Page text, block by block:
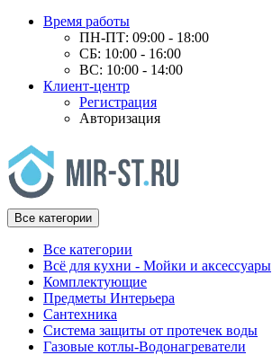
Время работы
ПН-ПТ: 09:00 - 18:00
СБ: 10:00 - 16:00
ВС: 10:00 - 14:00
Клиент-центр
Регистрация
Авторизация
Все категории
Все категории
Всё для кухни - Мойки и аксессуары
Комплектующие
Предметы Интерьера
Сантехника
Система защиты от протечек воды
Газовые котлы-Водонагреватели